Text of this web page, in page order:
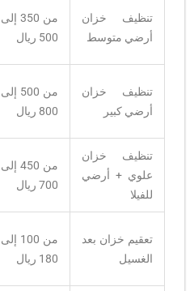
تنظيف خزان
أرضي متوسط
من 350 إلى
500 ريال
تنظيف خزان
أرضي كبير
من 500 إلى
800 ريال
تنظيف خزان
علوي + أرضي
للفيلا
من 450 إلى
700 ريال
تعقيم خزان بعد
الغسيل
من 100 إلى
180 ريال